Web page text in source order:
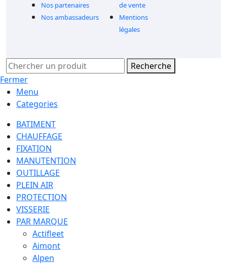
Nos partenaires
Nos ambassadeurs
de vente
Mentions
légales
Recherche
Fermer
Menu
Categories
BATIMENT
CHAUFFAGE
FIXATION
MANUTENTION
OUTILLAGE
PLEIN AIR
PROTECTION
VISSERIE
PAR MARQUE
Actifleet
Aimont
Alpen